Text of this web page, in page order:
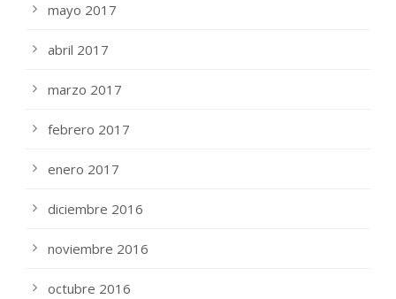
mayo 2017
abril 2017
marzo 2017
febrero 2017
enero 2017
diciembre 2016
noviembre 2016
octubre 2016